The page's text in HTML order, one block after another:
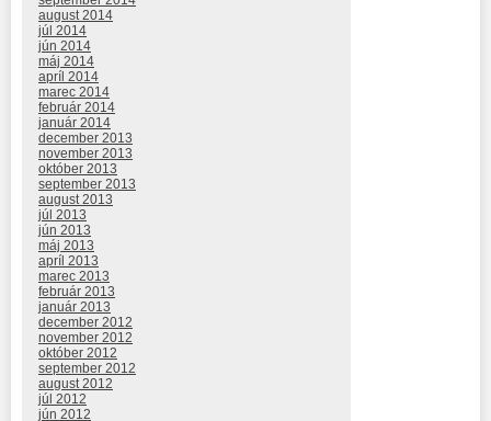
august 2014
júl 2014
jún 2014
máj 2014
apríl 2014
marec 2014
február 2014
január 2014
december 2013
november 2013
október 2013
september 2013
august 2013
júl 2013
jún 2013
máj 2013
apríl 2013
marec 2013
február 2013
január 2013
december 2012
november 2012
október 2012
september 2012
august 2012
júl 2012
jún 2012